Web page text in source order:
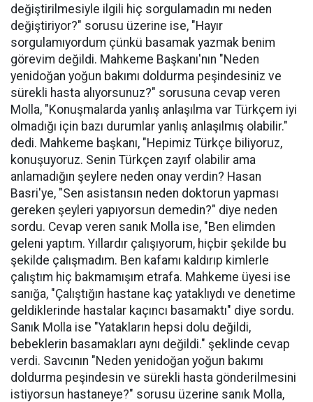
değiştirilmesiyle ilgili hiç sorgulamadın mı neden
değiştiriyor?" sorusu üzerine ise, "Hayır
sorgulamıyordum çünkü basamak yazmak benim
görevim değildi. Mahkeme Başkanı'nın "Neden
yenidoğan yoğun bakımı doldurma peşindesiniz ve
sürekli hasta alıyorsunuz?" sorusuna cevap veren
Molla, "Konuşmalarda yanlış anlaşılma var Türkçem iyi
olmadığı için bazı durumlar yanlış anlaşılmış olabilir."
dedi. Mahkeme başkanı, "Hepimiz Türkçe biliyoruz,
konuşuyoruz. Senin Türkçen zayıf olabilir ama
anlamadığın şeylere neden onay verdin? Hasan
Basri'ye, "Sen asistansın neden doktorun yapması
gereken şeyleri yapıyorsun demedin?" diye neden
sordu. Cevap veren sanık Molla ise, "Ben elimden
geleni yaptım. Yıllardır çalışıyorum, hiçbir şekilde bu
şekilde çalışmadım. Ben kafamı kaldırıp kimlerle
çalıştım hiç bakmamışım etrafa. Mahkeme üyesi ise
sanığa, "Çalıştığın hastane kaç yataklıydı ve denetime
geldiklerinde hastalar kaçıncı basamaktı" diye sordu.
Sanık Molla ise "Yatakların hepsi dolu değildi,
bebeklerin basamakları aynı değildi." şeklinde cevap
verdi. Savcının "Neden yenidoğan yoğun bakımı
doldurma peşindesin ve sürekli hasta gönderilmesini
istiyorsun hastaneye?" sorusu üzerine sanık Molla,